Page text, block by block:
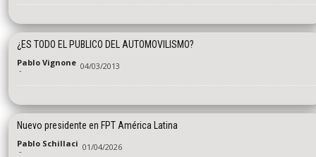
¿ES TODO EL PUBLICO DEL AUTOMOVILISMO?
Pablo Vignone
- 04/03/2013
Nuevo presidente en FPT América Latina
Pablo Schillaci
- 01/04/2026